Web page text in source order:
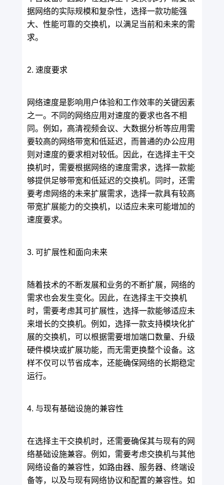
据网络的实际规模和复杂性，选择一款功能强
大、性能可靠的交换机，以满足当前和未来的需
求。
2. 速度要求
网络速度是影响用户体验和工作效率的关键因素
之一。不同的网络应用对速度的要求也各不相
同。例如，高清视频会议、大数据分析等应用需
要较高的网络带宽和低延迟，而普通的办公应用
则对速度的要求相对较低。因此，在选择主干交
换机时，需要根据网络的速度需求，选择一款能
够提供足够带宽和低延迟的交换机。同时，还需
要考虑网络的未来扩展需求，选择一款具有较高
带宽扩展能力的交换机，以适应未来可能增加的
速度要求。
3. 可扩展性和面向未来
随着技术的不断发展和业务的不断扩展，网络的
需求也会发生变化。因此，在选择主干交换机
时，需要考虑其可扩展性，选择一款能够适应未
来增长的交换机。例如，选择一款支持模块化扩
展的交换机，可以根据需要增加端口数量、升级
硬件模块或扩展功能，而无需更换整个设备。这
样不仅可以节省成本，还能确保网络的长期稳定
运行。
4. 与现有基础设施的兼容性
在选择主干交换机时，还需要确保其与现有的网
络基础设施兼容。例如，需要考虑交换机与其他
网络设备的兼容性，如路由器、服务器、终端设
备等，以及与现有网络协议和配置的兼容性。如